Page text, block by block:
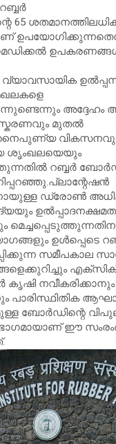
65
വ്യാവസായിക
അദ്ദേഹം
മുതൽ
ശൃംഖലയെയും
റബ്ബർ
ഡ്രോൺ
ഉൾപ്പെടെ
സമീപകാല
കൃഷി
പാരിസ്ഥിതിക
ബോർഡിന്റെ
ഈ